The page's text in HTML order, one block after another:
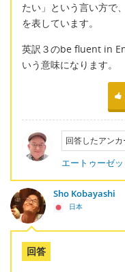
たい」という言い方で
を表しています。
英訳３のbe fluent in
いう意味になります。
回答したアンカ
エートゥーゼ
Sho Kobayashi
日本
回答